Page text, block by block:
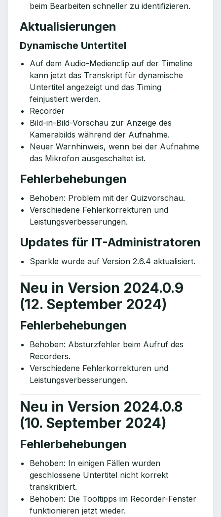
beim Bearbeiten schneller zu identifizieren.
Aktualisierungen
Dynamische Untertitel
Auf dem Audio-Medienclip auf der Timeline
kann jetzt das Transkript für dynamische
Untertitel angezeigt und das Timing
feinjustiert werden.
Recorder
Bild-in-Bild-Vorschau zur Anzeige des
Kamerabilds während der Aufnahme.
Neuer Warnhinweis, wenn bei der Aufnahme
das Mikrofon ausgeschaltet ist.
Fehlerbehebungen
Behoben: Problem mit der Quizvorschau.
Verschiedene Fehlerkorrekturen und
Leistungsverbesserungen.
Updates für IT-Administratoren
Sparkle wurde auf Version 2.6.4 aktualisiert.
Neu in Version 2024.0.9
(12. September 2024)
Fehlerbehebungen
Behoben: Absturzfehler beim Aufruf des
Recorders.
Verschiedene Fehlerkorrekturen und
Leistungsverbesserungen.
Neu in Version 2024.0.8
(10. September 2024)
Fehlerbehebungen
Behoben: In einigen Fällen wurden
geschlossene Untertitel nicht korrekt
transkribiert.
Behoben: Die Tooltipps im Recorder-Fenster
funktionieren jetzt wieder.